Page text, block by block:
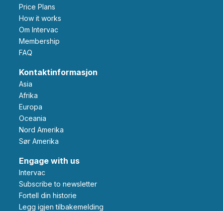
Price Plans
How it works
Om Intervac
Membership
FAQ
Kontaktinformasjon
Asia
Afrika
Europa
Oceania
Nord Amerika
Sør Amerika
Engage with us
Intervac
Subscribe to newsletter
Fortell din historie
Legg igjen tilbakemelding